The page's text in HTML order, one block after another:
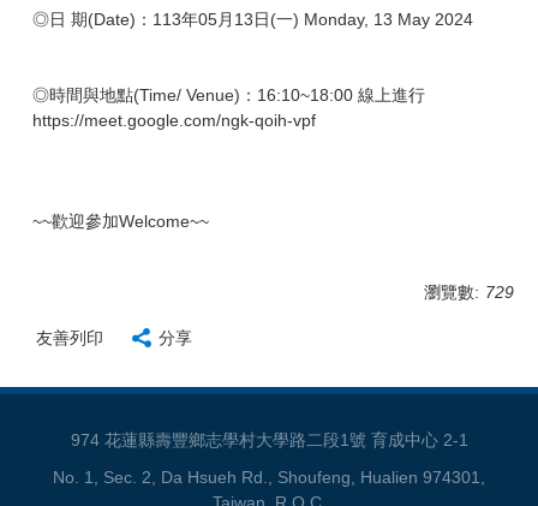
◎日 期(Date)：113年05月13日(一) Monday, 13 May 2024
◎時間與地點(Time/ Venue)：16:10~18:00 線上進行
https://meet.google.com/ngk-qoih-vpf
~~歡迎參加Welcome~~
瀏覽數: 729
友善列印 分享
974 花蓮縣壽豐鄉志學村大學路二段1號 育成中心 2-1
No. 1, Sec. 2, Da Hsueh Rd., Shoufeng, Hualien 974301,
Taiwan, R.O.C.